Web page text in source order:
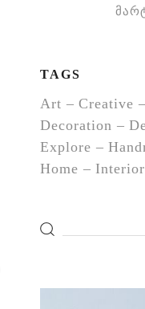
TAGS
Art Creative
Decoration
Explore
Home
Interior